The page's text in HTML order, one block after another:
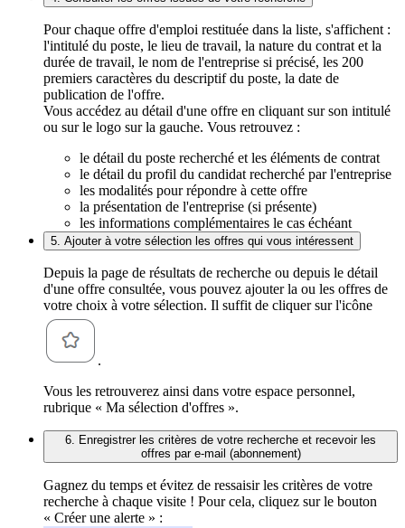
Pour chaque offre d'emploi restituée dans la liste, s'affichent :
l'intitulé du poste, le lieu de travail, la nature du contrat et la
durée de travail, le nom de l'entreprise si précisé, les 200
premiers caractères du descriptif du poste, la date de
publication de l'offre.
Vous accédez au détail d'une offre en cliquant sur son intitulé
ou sur le logo sur la gauche. Vous retrouvez :
le détail du poste recherché et les éléments de contrat
le détail du profil du candidat recherché par l'entreprise
les modalités pour répondre à cette offre
la présentation de l'entreprise (si présente)
les informations complémentaires le cas échéant
5. Ajouter à votre sélection les offres qui vous intéressent
Depuis la page de résultats de recherche ou depuis le détail
d'une offre consultée, vous pouvez ajouter la ou les offres de
votre choix à votre sélection. Il suffit de cliquer sur l'icône
.
Vous les retrouverez ainsi dans votre espace personnel,
rubrique « Ma sélection d'offres ».
6. Enregistrer les critères de votre recherche et recevoir les
offres par e-mail (abonnement)
Gagnez du temps et évitez de ressaisir les critères de votre
recherche à chaque visite ! Pour cela, cliquez sur le bouton
« Créer une alerte » :